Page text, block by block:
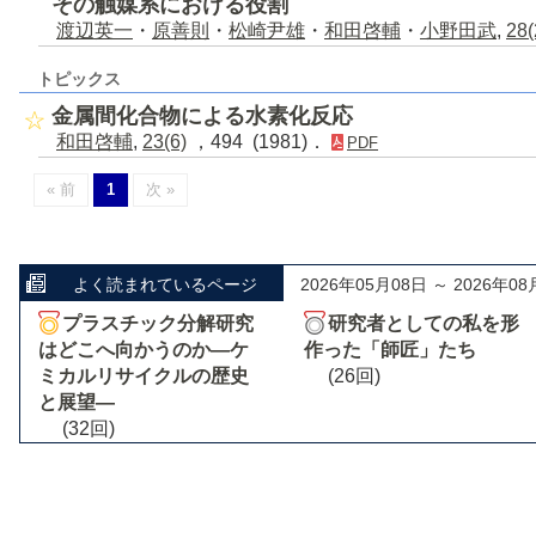
渡辺英一 ・ 原善則 ・ 松崎尹雄 ・ 和田啓輔 ・ 小野田武,
トピックス
金属間化合物による水素化反応
和田啓輔, 23(6) ，494 (1981)． PDF
« 前 1 次 »
よく読まれているページ 2026年05月08日 ～ 2026年08
プラスチック分解研究
はどこへ向かうのか―ケ
ミカルリサイクルの歴史
と展望―
(32回)
研究者としての私を形
作った「師匠」たち
(26回)